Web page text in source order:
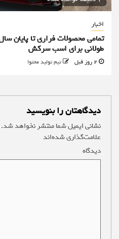
اخبار
طولانی برای اسب سرکش
تیم تولید محتوا
دیدگاهتان را بنویسید
نشانی ایمیل شما منتشر نخواهد شد.
علامت‌گذاری شده‌اند
دیدگاه